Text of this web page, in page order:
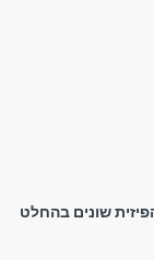
שונים בהחלט